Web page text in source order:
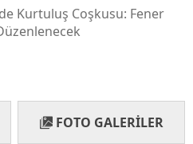
Kurtuluş Coşkusu: Fener
FOTO GALERILER